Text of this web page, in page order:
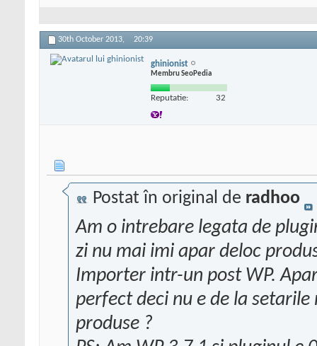
30th October 2013, 20:39
ghinionist
Membru SeoPedia
Reputatie: 32
Postat în original de radhoo
Am o intrebare legata de
zi nu mai imi apar deloc
Importer intr-un post WP.
perfect deci nu e de la
produse ?